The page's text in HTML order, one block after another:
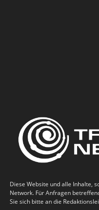
Diese Website und alle Inhalte,
Network. Für Anfragen
Sie sich bitte an die